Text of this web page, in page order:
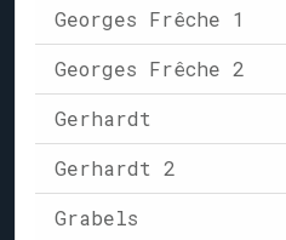
Georges Frêche 1
Georges Frêche 2
Gerhardt
Gerhardt 2
Grabels